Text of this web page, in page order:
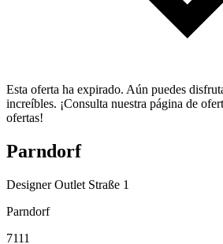
Esta oferta ha expirado. Aún puedes
increíbles. ¡Consulta nuestra página de
ofertas!
Parndorf
Designer Outlet Straße 1
Parndorf
7111